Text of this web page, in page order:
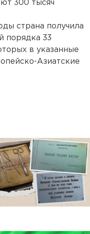
300 тысяч
страна получила
порядка 33
в указанные
Азиатские